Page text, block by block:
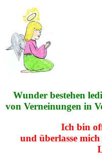
Wunder bestehen
von Verneinungen in
Ich bin
und überlasse